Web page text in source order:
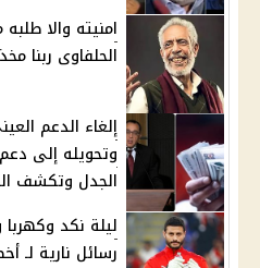
امنيته والا
الحلفاوى ربنا
إلغاء الدعم
وتحويله إلى
الجدل وتكشف
ليلة نكد
رسائل نارية لـ